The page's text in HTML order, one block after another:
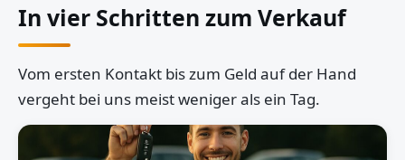
In vier Schritten zum Verkauf
Vom ersten Kontakt bis zum Geld auf der Hand
vergeht bei uns meist weniger als ein Tag.